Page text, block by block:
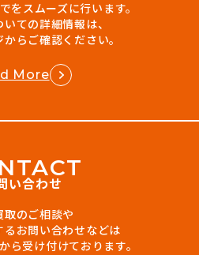
をスムーズに行います。
ての詳細情報は、
らご確認ください。
More
NTACT
い合わせ
取のご相談や
るお問い合わせなどは
ら受け付けております。